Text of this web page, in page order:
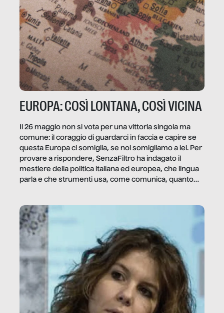
EUROPA: COSÌ LONTANA, COSÌ VICINA
Il 26 maggio non si vota per una vittoria singola ma
comune: il coraggio di guardarci in faccia e capire se
questa Europa ci somiglia, se noi somigliamo a lei. Per
provare a rispondere, SenzaFiltro ha indagato il
mestiere della politica italiana ed europea, che lingua
parla e che strumenti usa, come comunica, quanto